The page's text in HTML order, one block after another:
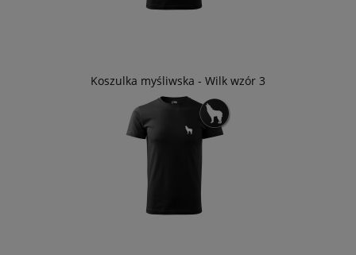
Koszulka myśliwska - Wilk wzór 3